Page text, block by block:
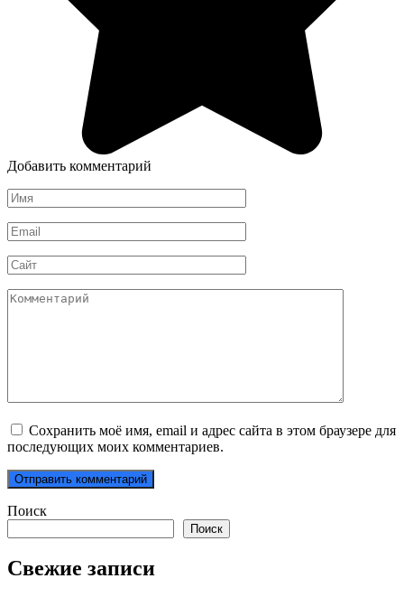
Добавить комментарий
Имя
*
Email
*
Сайт
Комментарий
Сохранить моё имя, email и адрес сайта в этом браузере для
последующих моих комментариев.
Поиск
Поиск
Свежие записи